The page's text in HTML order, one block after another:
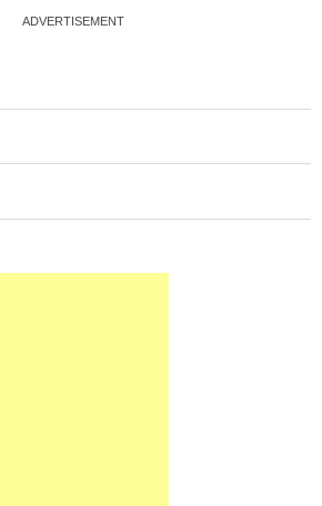
ADVERTISEMENT